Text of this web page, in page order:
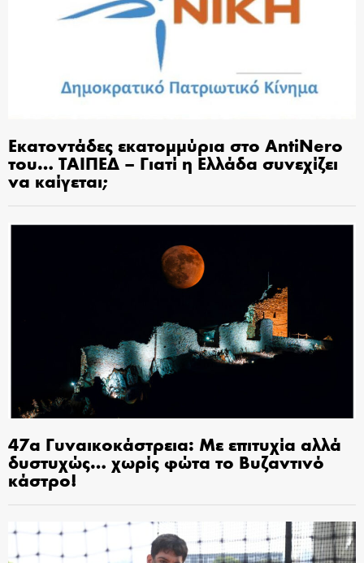
Εκατοντάδες εκατομμύρια στο AntiNero
του… ΤΑΙΠΕΔ – Γιατί η Ελλάδα συνεχίζει
να καίγεται;
47α Γυναικοκάστρεια: Με επιτυχία αλλά
δυστυχώς… χωρίς φώτα το Βυζαντινό
κάστρο!